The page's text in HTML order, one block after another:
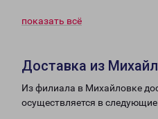
показать всё
Доставка из
Из филиала в Михайловке
осуществляется в следующие